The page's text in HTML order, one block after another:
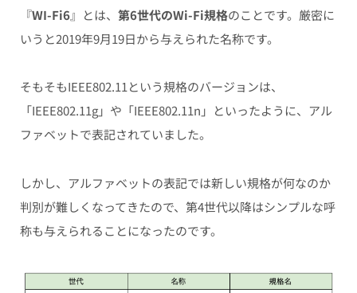
『WI-Fi6』とは、 第6世代のWi-Fi規格のことです。厳密に
いうと2019年9月19日から与えられた名称です。
そもそもIEEE802.11という規格のバージョンは、
「IEEE802.11g」や「IEEE802.11n」といったように、アル
ファベットで表記されていました。
しかし、
アルファベットの表記では新しい規格が何なのか
判別が難しくなってきたので、第4世代以降はシンプルな呼
称も与えられることになったのです。